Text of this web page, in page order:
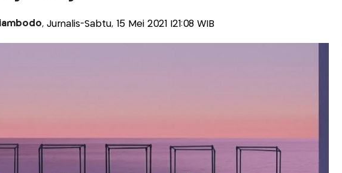
, Jurnalis-Sabtu, 15 Mei 2021 |21:08 WIB